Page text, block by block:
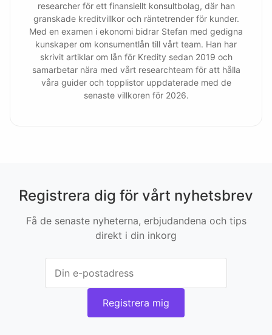
researcher för ett finansiellt konsultbolag, där han
granskade kreditvillkor och räntetrender för kunder.
Med en examen i ekonomi bidrar Stefan med gedigna
kunskaper om konsumentlån till vårt team. Han har
skrivit artiklar om lån för Kredity sedan 2019 och
samarbetar nära med vårt researchteam för att hålla
våra guider och topplistor uppdaterade med de
senaste villkoren för 2026.
Registrera dig för vårt nyhetsbrev
Få de senaste nyheterna, erbjudandena och tips
direkt i din inkorg
Registrera mig